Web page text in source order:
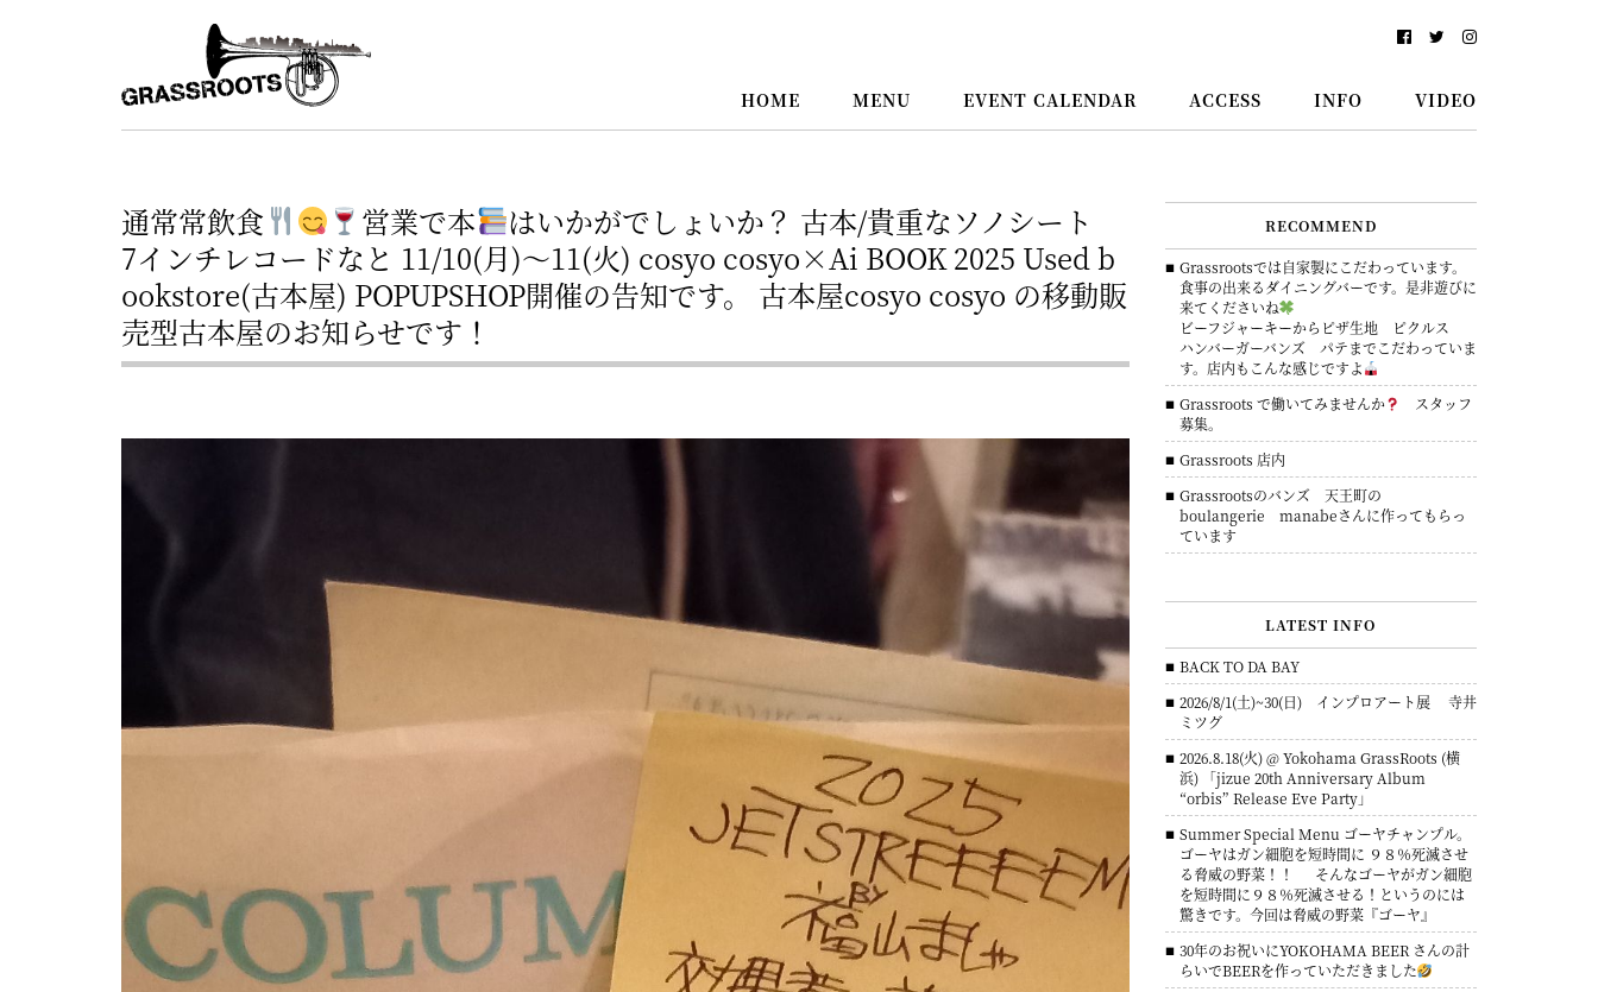
浜
グ
ス
ル
ー
ツ
YOKOHAMA
Grassroots
駅
北
口
か
ら
徒
歩
3
分・
鶴
る
ン
グ
バ
HOME MENU EVENT CALENDAR ACCESS INFO VIDEO
通常常飲食 営業で本
はいかがでしょいか？ 古本/貴重なソノシート
7インチレコードなと 11/10(月)～11(火) cosyo cosyo×Ai BOOK 2025 Used b
ookstore(古本屋) POPUPSHOP開催の告知です。 古本屋cosyo cosyo の移動販
売型古本屋のお知らせです！
RECOMMEND
Grassrootsでは自家製にこだわっています。
食事の出来るダイニングバーです。是非遊びに
来てくださいね
ビーフジャーキーからピザ生地 ピクルス
ハンバーガーバンズ パテまでこだわっていま
す。店内もこんな感じですよ
Grassroots で働いてみませんか
スタッフ
募集。
Grassroots 店内
Grassrootsのバンズ 天王町の
boulangerie manabeさんに作ってもらっ
ています
LATEST INFO
BACK TO DA BAY
2026/8/1(土)~30(日) インプロアート展 寺井
ミツグ
2026.8.18(火) @ Yokohama GrassRoots (横
浜) 「jizue 20th Anniversary Album
“orbis” Release Eve Party」
Summer Special Menu ゴーヤチャンプル。
ゴーヤはガン細胞を短時間に ９８％死滅させ
る脅威の野菜！！ そんなゴーヤがガン細胞
を短時間に９８％死滅させる！というのには
驚きです。今回は脅威の野菜『ゴーヤ』
30年のお祝いにYOKOHAMA BEER さんの計
らいでBEERを作っていただきました